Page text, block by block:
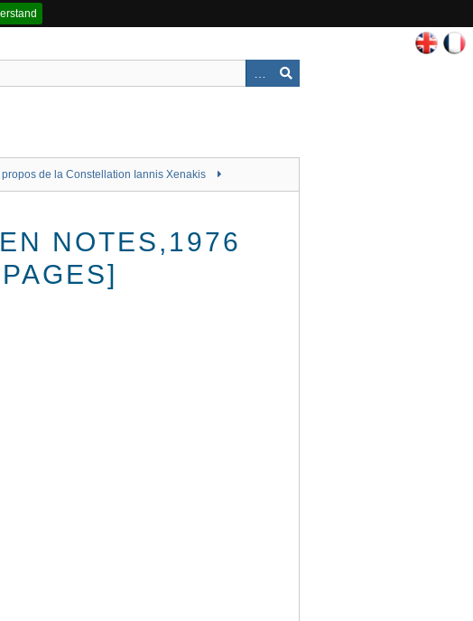
propos de la Constellation Iannis Xenakis
NOTES,1976